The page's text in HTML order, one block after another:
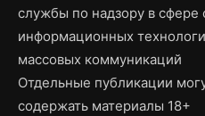
службы по надзору в сфере
информационных
массовых коммуникаций
Отдельные публикации
содержать материалы 18+